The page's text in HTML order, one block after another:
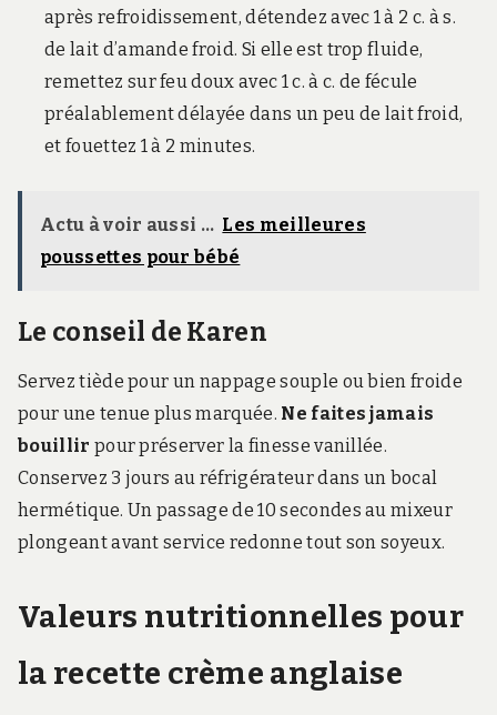
après refroidissement, détendez avec 1 à 2 c. à s.
de lait d’amande froid. Si elle est trop fluide,
remettez sur feu doux avec 1 c. à c. de fécule
préalablement délayée dans un peu de lait froid,
et fouettez 1 à 2 minutes.
Actu à voir aussi ... Les meilleures
poussettes pour bébé
Le conseil de Karen
Servez tiède pour un nappage souple ou bien froide
pour une tenue plus marquée. Ne faites jamais
bouillir pour préserver la finesse vanillée.
Conservez 3 jours au réfrigérateur dans un bocal
hermétique. Un passage de 10 secondes au mixeur
plongeant avant service redonne tout son soyeux.
Valeurs nutritionnelles pour
la recette crème anglaise